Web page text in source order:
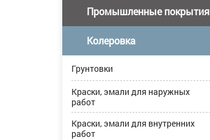
Промышленные покрытия
Колеровка
Грунтовки
Краски, эмали для наружных
работ
Краски, эмали для внутренних
работ